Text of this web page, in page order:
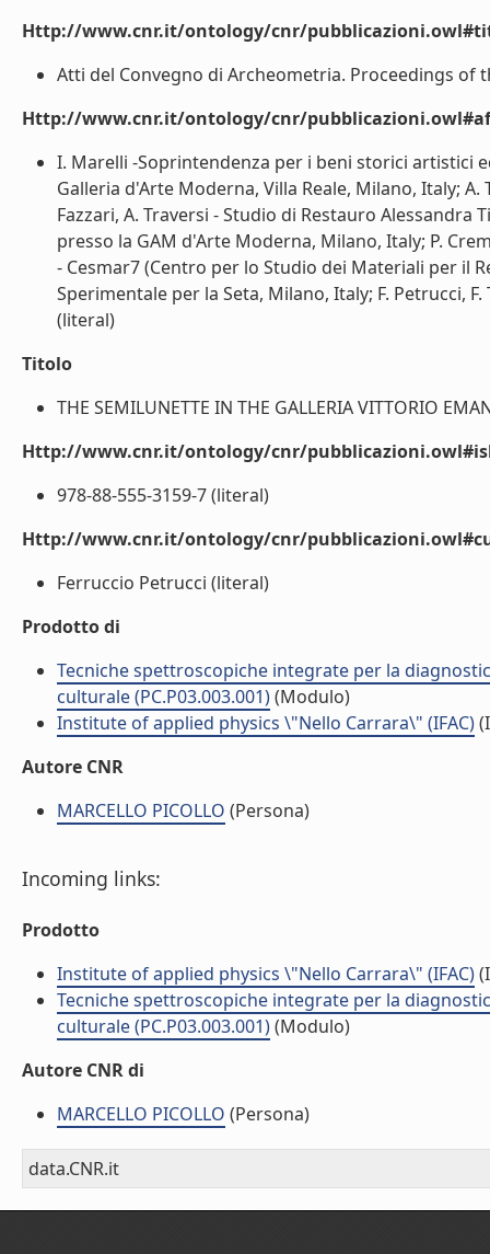
Http://www.cnr.it/ontology/cnr/
Atti del Convegno di Archeometria. Proceedings
Http://www.cnr.it/ontology/cnr/
I. Marelli -Soprintendenza per i beni storici artistici
Galleria d'Arte Moderna, Villa Reale, Milano, Italy;
Fazzari, A. Traversi - Studio di Restauro
presso la GAM d'Arte Moderna, Milano, Italy; P.
- Cesmar7 (Centro per lo Studio dei Materiali per il
Sperimentale per la Seta, Milano, Italy; F. Petrucci,
(literal)
Titolo
THE SEMILUNETTE IN THE GALLERIA VITTORIO
Http://www.cnr.it/ontology/cnr/
978-88-555-3159-7 (literal)
Http://www.cnr.it/ontology/cnr/
Ferruccio Petrucci (literal)
Prodotto di
Tecniche spettroscopiche integrate per la
culturale (PC.P03.003.001)(Modulo)
Institute of applied physics \"Nello Carrara\" (IFAC)
Autore CNR
MARCELLO PICOLLO (Persona)
Incoming links:
Prodotto
Institute of applied physics \"Nello Carrara\" (IFAC)
Tecniche spettroscopiche integrate per la
culturale (PC.P03.003.001)(Modulo)
Autore CNR di
MARCELLO PICOLLO (Persona)
data.CNR.it